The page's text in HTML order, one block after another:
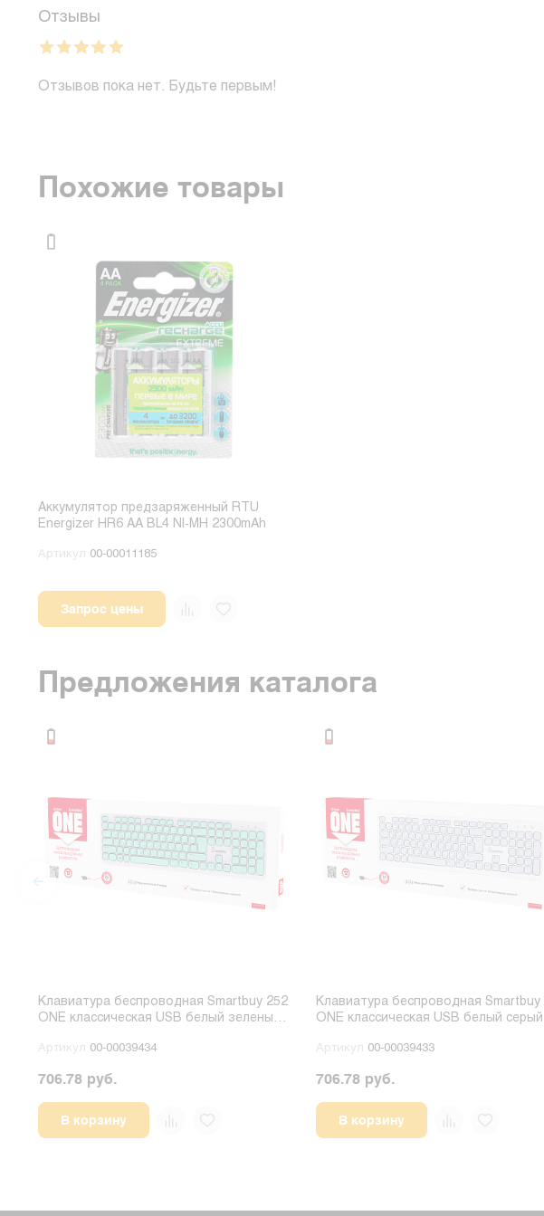
Отзывы
Отзывов пока нет. Будьте первым!
Похожие товары
Аккумулятор предзаряженный RTU
Energizer HR6 AA BL4 NI-MH 2300mAh
Артикул 00-00011185
Запрос цены
Предложения каталога
Клавиатура беспроводная Smartbuy 252
ONE классическая USB белый зеленый
Артикул 00-00039434
706.78 руб.
В корзину
Клавиатура беспроводная Smartbuy
ONE классическая USB белый серый
Артикул 00-00039433
706.78 руб.
В корзину